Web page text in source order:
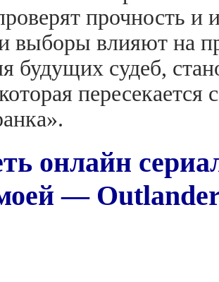
прочность и
выборы влияют на
будущих судеб,
онлайн
—